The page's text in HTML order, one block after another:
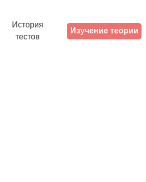
История
тестов
Изучение теории